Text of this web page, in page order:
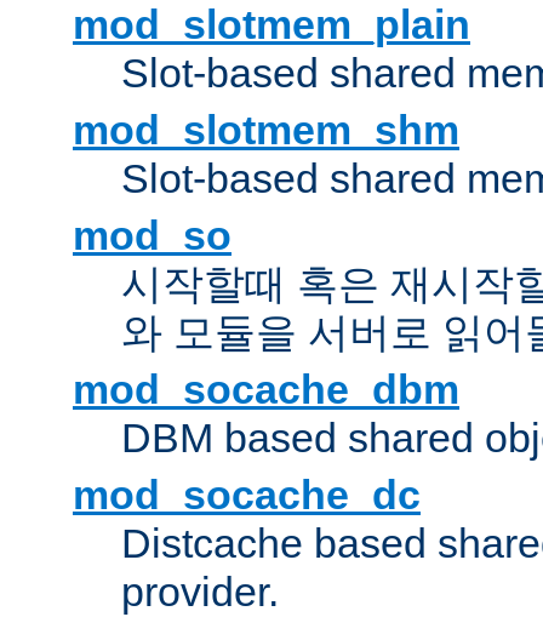
mod_slotmem_plain
Slot-based shared
mod_slotmem_shm
Slot-based shared
mod_so
시작할때 혹은 재시작
와 모듈을 서버로 읽어
mod_socache_dbm
DBM based shared
mod_socache_dc
Distcache based
provider.